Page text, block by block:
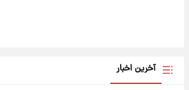
اخبار